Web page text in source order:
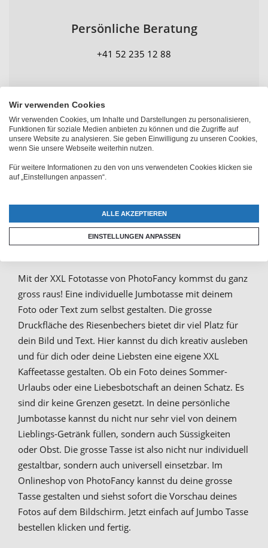
Persönliche Beratung
+41 52 235 12 88
Foto online beschriften und
bedrucken lassen
Mit der XXL Fototasse von PhotoFancy kommst du ganz
gross raus! Eine individuelle Jumbotasse mit deinem
Foto oder Text zum selbst gestalten. Die grosse
Druckfläche des Riesenbechers bietet dir viel Platz für
dein Bild und Text. Hier kannst du dich kreativ ausleben
und für dich oder deine Liebsten eine eigene XXL
Kaffeetasse gestalten. Ob ein Foto deines Sommer-
Urlaubs oder eine Liebesbotschaft an deinen Schatz. Es
sind dir keine Grenzen gesetzt. In deine persönliche
Jumbotasse kannst du nicht nur sehr viel von deinem
Lieblings-Getränk füllen, sondern auch Süssigkeiten
oder Obst. Die grosse Tasse ist also nicht nur individuell
gestaltbar, sondern auch universell einsetzbar. Im
Onlineshop von PhotoFancy kannst du deine grosse
Tasse gestalten und siehst sofort die Vorschau deines
Fotos auf dem Bildschirm. Jetzt einfach auf Jumbo Tasse
bestellen klicken und fertig.
Wir verwenden Cookies
Wir verwenden Cookies, um Inhalte und Darstellungen zu personalisieren,
Funktionen für soziale Medien anbieten zu können und die Zugriffe auf
unsere Website zu analysieren. Sie geben Einwilligung zu unseren Cookies,
wenn Sie unsere Webseite weiterhin nutzen.
Für weitere Informationen zu den von uns verwendeten Cookies klicken sie
auf „Einstellungen anpassen“.
ALLE AKZEPTIEREN
EINSTELLUNGEN ANPASSEN